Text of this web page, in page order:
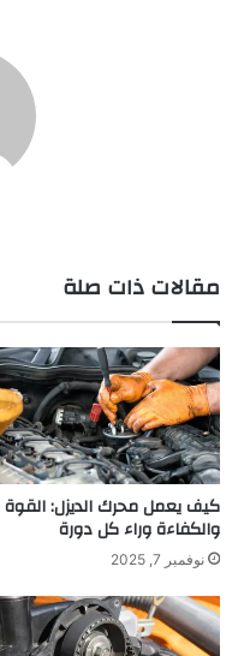
مقالات ذات صلة
كيف يعمل محرك الديزل: القوة
والكفاءة وراء كل دورة
نوفمبر 7, 2025